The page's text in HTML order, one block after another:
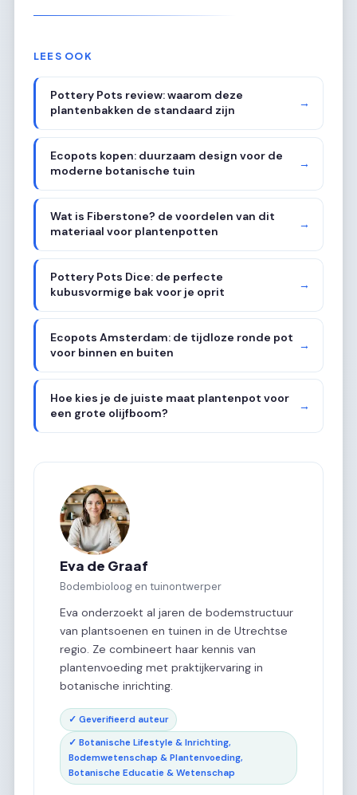
LEES OOK
Pottery Pots review: waarom deze
plantenbakken de standaard zijn
→
Ecopots kopen: duurzaam design voor de
moderne botanische tuin
→
Wat is Fiberstone? de voordelen van dit
materiaal voor plantenpotten
→
Pottery Pots Dice: de perfecte
kubusvormige bak voor je oprit
→
Ecopots Amsterdam: de tijdloze ronde pot
voor binnen en buiten
→
Hoe kies je de juiste maat plantenpot voor
een grote olijfboom?
→
Eva de Graaf
Bodembioloog en tuinontwerper
Eva onderzoekt al jaren de bodemstructuur
van plantsoenen en tuinen in de Utrechtse
regio. Ze combineert haar kennis van
plantenvoeding met praktijkervaring in
botanische inrichting.
✓ Geverifieerd auteur
✓ Botanische Lifestyle & Inrichting,
Bodemwetenschap & Plantenvoeding,
Botanische Educatie & Wetenschap